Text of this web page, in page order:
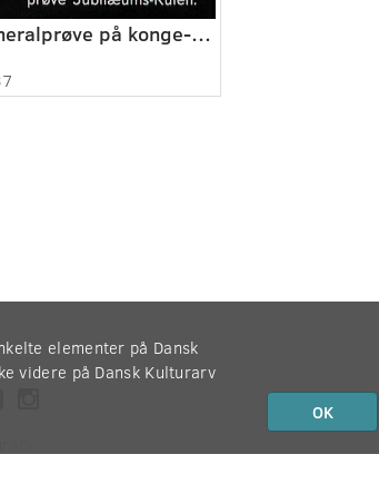
Generalprøve på konge-jubilæet
elementer på Dansk
videre på Dansk Kulturarv
OK